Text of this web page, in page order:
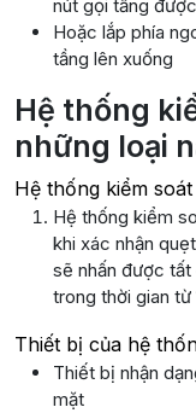
nút gọi tầng
Hoặc lắp phía
tầng lên xuống
Hệ thống
những loại
Hệ thống kiểm
Hệ thống kiểm
khi xác nhận
sẽ nhấn được
trong thời gian từ
Thiết bị của hệ
Thiết bị nhận
mặt